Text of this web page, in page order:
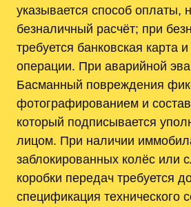
указывается способ оплаты,
безналичный расчёт; при
требуется банковская карта
операции. При аварийной
Басманный повреждения
фотографированием и
который подписывается
лицом. При наличии
заблокированных колёс или
коробки передач требуется
спецификация технического